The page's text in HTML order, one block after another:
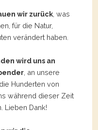
wir zurück , was
für die Natur,
verändert haben.
wird uns an
, an unsere
Hunderten von
während dieser Zeit
Lieben Dank!